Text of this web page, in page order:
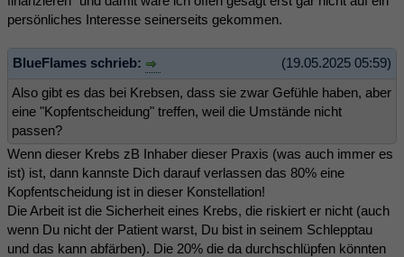
persönliches Interesse seinerseits gekommen.
(19.05.2025 05:59)
BlueFlames schrieb:
Also gibt es das bei Krebsen, dass sie zwar Gefühle haben, aber
eine "Kopfentscheidung" treffen, weil die Umstände nicht
passen?
Wenn dieser Krebs zB Inhaber dieser Praxis (was auch immer es
ist) ist, dann kannste Dich darauf verlassen das 80% eine
Kopfentscheidung ist in dieser Konstellation!
Die Arbeit ist die Sicherheit eines Krebs, die riskiert er nicht (auch
wenn Du nicht der Patient warst, Du bist in seinem Schlepptau
und das kann abfärben). Die 20% die da durchschlüpfen könnten